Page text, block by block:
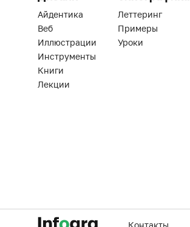
Айдентика
Веб
Иллюстрации
Инструменты
Книги
Лекции
Леттеринг
Примеры
Уроки